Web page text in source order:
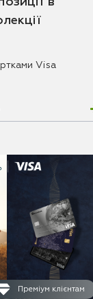
Visa
Преміум клієнтам